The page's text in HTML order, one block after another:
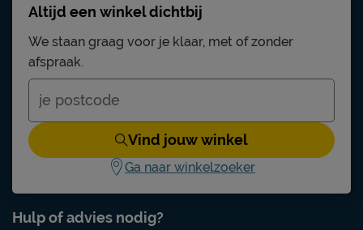
Hulp of advies nodig?
Altijd een winkel dichtbij
We staan graag voor je klaar, met of zonder
afspraak.
Vind jouw winkel
Ga naar winkelzoeker